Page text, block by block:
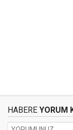
HABERE YORUM